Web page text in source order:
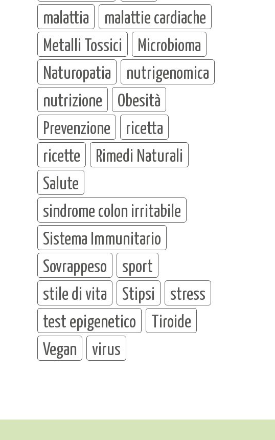
malattia
malattie cardiache
Metalli Tossici
Microbioma
Naturopatia
nutrigenomica
nutrizione
Obesità
Prevenzione
ricetta
ricette
Rimedi Naturali
Salute
sindrome colon irritabile
Sistema Immunitario
Sovrappeso
sport
stile di vita
Stipsi
stress
test epigenetico
Tiroide
Vegan
virus